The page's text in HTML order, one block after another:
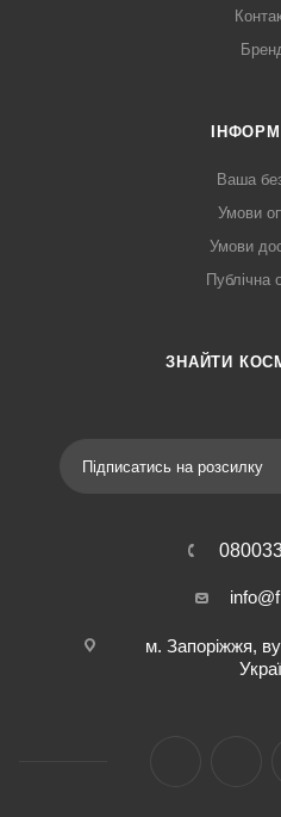
Ваша
Умови
Умови
Публічна
ЗНАЙТИ
Підписатись на розсилку
м. Запоріжжя,